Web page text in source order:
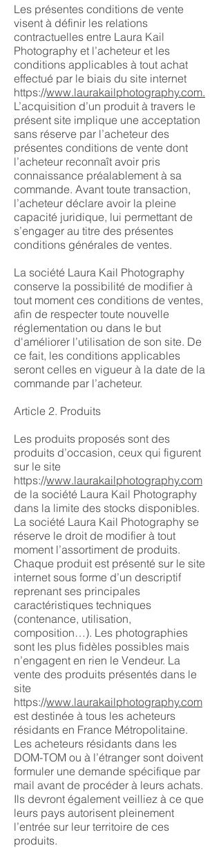
Les présentes conditions de vente
visent à définir les relations
contractuelles entre Laura Kail
Photography et l’acheteur et les
conditions applicables à tout achat
effectué par le biais du site internet
https://www.laurakailphotography.com.
L’acquisition d’un produit à travers le
présent site implique une acceptation
sans réserve par l’acheteur des
présentes conditions de vente dont
l’acheteur reconnaît avoir pris
connaissance préalablement à sa
commande. Avant toute transaction,
l’acheteur déclare avoir la pleine
capacité juridique, lui permettant de
s’engager au titre des présentes
conditions générales de ventes.
La société Laura Kail Photography
conserve la possibilité de modifier à
tout moment ces conditions de ventes,
afin de respecter toute nouvelle
réglementation ou dans le but
d'améliorer l’utilisation de son site. De
ce fait, les conditions applicables
seront celles en vigueur à la date de la
commande par l’acheteur.
Article 2. Produits
Les produits proposés sont des
produits d’occasion, ceux qui figurent
sur le site
https://www.laurakailphotography.com
de la société Laura Kail Photography
dans la limite des stocks disponibles.
La société Laura Kail Photography se
réserve le droit de modifier à tout
moment l’assortiment de produits.
Chaque produit est présenté sur le site
internet sous forme d’un descriptif
reprenant ses principales
caractéristiques techniques
(contenance, utilisation,
composition…). Les photographies
sont les plus fidèles possibles mais
n’engagent en rien le Vendeur. La
vente des produits présentés dans le
site
https://www.laurakailphotography.com
est destinée à tous les acheteurs
résidants en France Métropolitaine.
Les acheteurs résidants dans les
DOM-TOM ou à l’étranger sont doivent
formuler une demande spécifique par
mail avant de procéder à leurs achats.
Ils devront également veilliez à ce que
leurs pays autorisent pleinement
l’entrée sur leur territoire de ces
produits.